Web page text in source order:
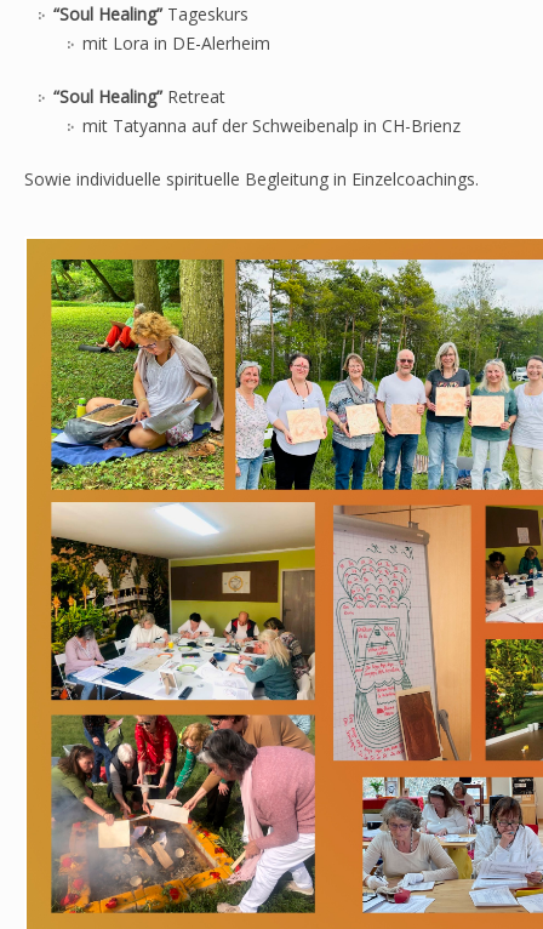
“Soul Healing” Tageskurs
mit Lora in DE-Alerheim
“Soul Healing” Retreat
mit Tatyanna auf der Schweibenalp in CH-Brienz
Sowie individuelle spirituelle Begleitung in Einzelcoachings.